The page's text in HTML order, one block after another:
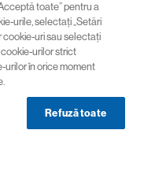
rezervate.
toate” pentru a
urile, selectați „Setări
cookie-uri sau selectați
cookie-urilor strict
urilor în orice moment
Refuză toate